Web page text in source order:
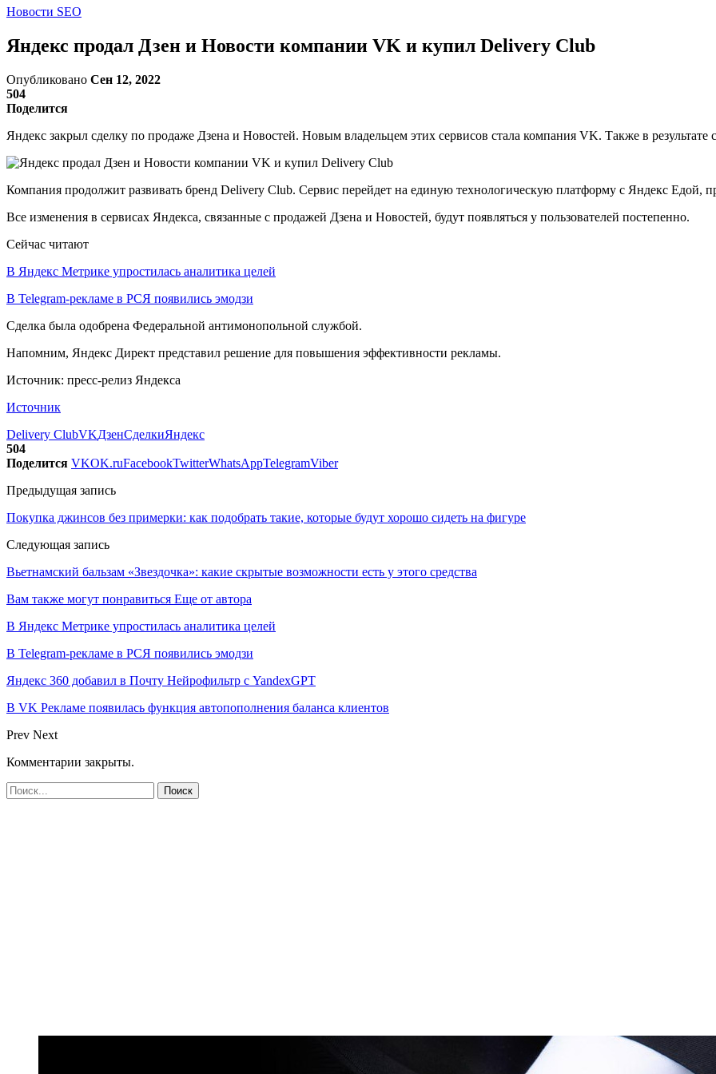
Новости SEO
Яндекс продал Дзен и Новости компании VK и купил Delivery Club
Опубликовано Сен 12, 2022
504
Поделится
Яндекс закрыл сделку по продаже Дзена и Новостей. Новым владельцем этих сервисов стала компания VK. Также в
Компания продолжит развивать бренд Delivery Club. Сервис перейдет на единую технологическую платформу с Яндекс Едой,
Все изменения в сервисах Яндекса, связанные с продажей Дзена и Новостей, будут появляться у пользователей постепенно.
Сейчас читают
В Яндекс Метрике упростилась аналитика целей
В Telegram-рекламе в РСЯ появились эмодзи
Сделка была одобрена Федеральной антимонопольной службой.
Напомним, Яндекс Директ представил решение для повышения эффективности рекламы.
Источник: пресс-релиз Яндекса
Источник
Delivery ClubVKДзенСделкиЯндекс
504
Поделится VKOK.ruFacebookTwitterWhatsAppTelegramViber
Предыдущая запись
Покупка джинсов без примерки: как подобрать такие, которые будут хорошо сидеть на фигуре
Следующая запись
Вьетнамский бальзам «Звездочка»: какие скрытые возможности есть у этого средства
Вам также могут понравиться Еще от автора
В Яндекс Метрике упростилась аналитика целей
В Telegram-рекламе в РСЯ появились эмодзи
Яндекс 360 добавил в Почту Нейрофильтр с YandexGPT
В VK Рекламе появилась функция автопополнения баланса клиентов
Prev Next
Комментарии закрыты.